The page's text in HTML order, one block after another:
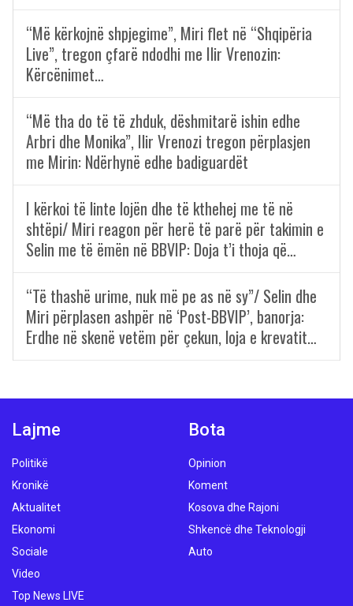
“Më kërkojnë shpjegime”, Miri flet në “Shqipëria
Live”, tregon çfarë ndodhi me Ilir Vrenozin:
Kërcënimet…
“Më tha do të të zhduk, dëshmitarë ishin edhe
Arbri dhe Monika”, Ilir Vrenozi tregon përplasjen
me Mirin: Ndërhynë edhe badiguardët
I kërkoi të linte lojën dhe të kthehej me të në
shtëpi/ Miri reagon për herë të parë për takimin e
Selin me të ëmën në BBVIP: Doja t’i thoja që…
“Të thashë urime, nuk më pe as në sy”/ Selin dhe
Miri përplasen ashpër në ‘Post-BBVIP’, banorja:
Erdhe në skenë vetëm për çekun, loja e krevatit…
Lajme
Politikë
Kronikë
Aktualitet
Ekonomi
Sociale
Video
Top News LIVE
Bota
Opinion
Koment
Kosova dhe Rajoni
Shkencë dhe Teknologji
Auto